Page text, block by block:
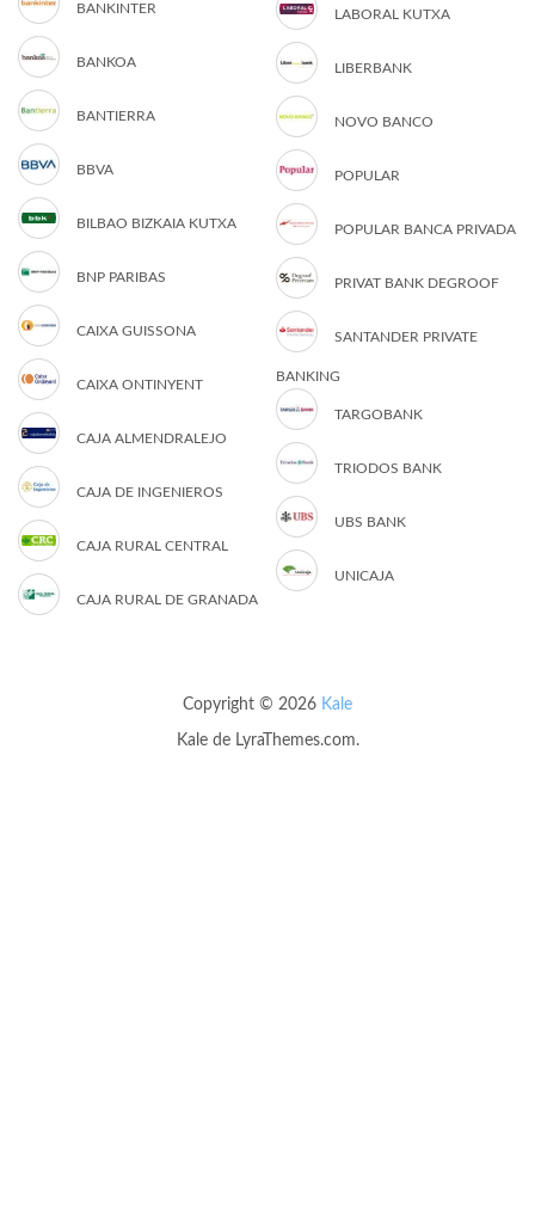
BANKINTER
BANKOA
BANTIERRA
BBVA
BILBAO BIZKAIA KUTXA
BNP PARIBAS
CAIXA GUISSONA
CAIXA ONTINYENT
CAJA ALMENDRALEJO
CAJA DE INGENIEROS
CAJA RURAL CENTRAL
CAJA RURAL DE GRANADA
LABORAL KUTXA
LIBERBANK
NOVO BANCO
POPULAR
POPULAR BANCA PRIVADA
PRIVAT BANK DEGROOF
SANTANDER PRIVATE
BANKING
TARGOBANK
TRIODOS BANK
UBS BANK
UNICAJA
Copyright © 2026 Kale
Kalede LyraThemes.com.